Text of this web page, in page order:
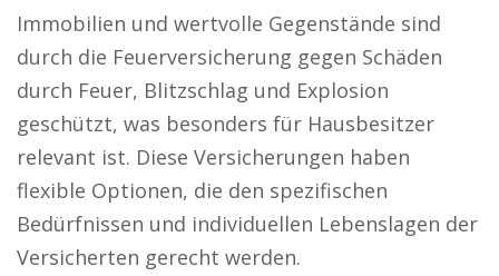
Immobilien und wertvolle Gegenstände sind
durch die Feuerversicherung gegen Schäden
durch Feuer, Blitzschlag und Explosion
geschützt, was besonders für Hausbesitzer
relevant ist. Diese Versicherungen haben
flexible Optionen, die den spezifischen
Bedürfnissen und individuellen Lebenslagen der
Versicherten gerecht werden.